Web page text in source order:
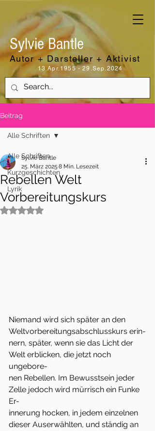
Sylvie Bantle
Autor + Darsteller + Aktivist
13.Apr.1955 - 29.Sep.2024
Beitrag
Alle Schriften
Kurzgeschichten
Lyrik
Alle Schriften
Rebellen Welt
Vorbereitungskurs
Sylvie Bantle
25. März 2025 8 Min. Lesezeit
Mit NaN von 5 Sternen bewertet.
Niemand wird sich später an den
Weltvorbereitungsabschlusskurs erin-
nern, später, wenn sie das Licht der
Welt erblicken, die jetzt noch
ungebore-
nen Rebellen. Im Bewusstsein jeder
Zelle jedoch wird mürrisch ein Funke
Er-
innerung hocken, in jedem einzelnen
dieser Auserwählten, und ständig an